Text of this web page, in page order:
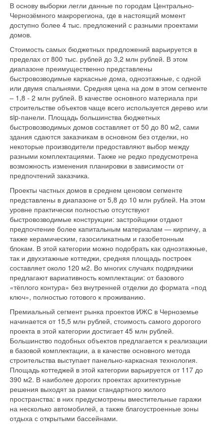
В основу выборки легли данные по городам Центрально-
Чернозёмного макрорегиона, где в настоящий момент
доступно более 4 тыс. предложений с разными проектами
домов.
Стоимость самых бюджетных предложений варьируется в
пределах от 800 тыс. рублей до 3,2 млн рублей. В этом
диапазоне преимущественно представлены
быстровозводимые каркасные дома, одноэтажные, с одной
или двумя спальнями. Средняя цена на дом в этом сегменте
– 1,8 - 2 млн рублей. В качестве основного материала при
строительстве объектов чаще всего используется дерево или
sip-панели. Площадь большинства бюджетных
быстровозводимых домов составляет от 50 до 80 м2, сами
здания сдаются заказчикам в основном без отделки, но
некоторые производители предоставляют выбор между
разными комплектациями. Также не редко предусмотрена
возможность изменения планировки в зависимости от
предпочтений заказчика.
Проекты частных домов в среднем ценовом сегменте
представлены в диапазоне от 5,8 до 10 млн рублей. На этом
уровне практически полностью отсутствуют
быстровозводимые конструкции: застройщики отдают
предпочтение более капитальным материалам — кирпичу, а
также керамическим, газосиликатным и газобетонным
блокам. В этой категории можно подобрать как одноэтажные,
так и двухэтажные коттеджи, средняя площадь построек
составляет около 120 м2. Во многих случаях подрядчики
предлагают вариативность комплектации: от базового
«тёплого контура» без внутренней отделки до формата «под
ключ», полностью готового к проживанию.
Премиальный сегмент рынка проектов ИЖС в Черноземье
начинается от 15,5 млн рублей, стоимость самого дорогого
проекта в этой категории достигает 45 млн рублей.
Большинство подобных объектов предлагается к реализации
в базовой комплектации, а в качестве основного метода
строительства выступает панельно-каркасная технология.
Площадь коттеджей в этой категории варьируется от 117 до
390 м2. В наиболее дорогих проектах архитектурные
решения выходят за рамки стандартного жилого
пространства: в них предусмотрены вместительные гаражи
на несколько автомобилей, а также благоустроенные зоны
отдыха с открытыми бассейнами.